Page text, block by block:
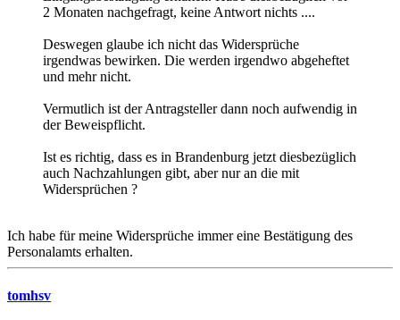
2 Monaten nachgefragt, keine Antwort nichts ....
Deswegen glaube ich nicht das Widersprüche
irgendwas bewirken. Die werden irgendwo abgeheftet
und mehr nicht.
Vermutlich ist der Antragsteller dann noch aufwendig in
der Beweispflicht.
Ist es richtig, dass es in Brandenburg jetzt diesbezüglich
auch Nachzahlungen gibt, aber nur an die mit
Widersprüchen ?
Ich habe für meine Widersprüche immer eine Bestätigung des
Personalamts erhalten.
tomhsv